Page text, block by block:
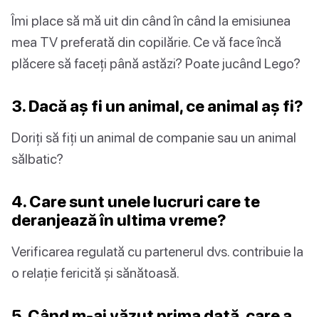
Îmi place să mă uit din când în când la emisiunea
mea TV preferată din copilărie. Ce vă face încă
plăcere să faceți până astăzi? Poate jucând Lego?
3. Dacă aș fi un animal, ce animal aș fi?
Doriți să fiți un animal de companie sau un animal
sălbatic?
4. Care sunt unele lucruri care te
deranjează în ultima vreme?
Verificarea regulată cu partenerul dvs. contribuie la
o relație fericită și sănătoasă.